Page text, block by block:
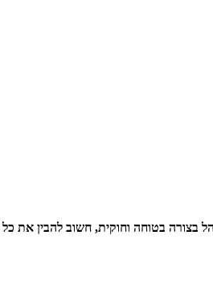
בטוחה וחוקית, חשוב להבין את